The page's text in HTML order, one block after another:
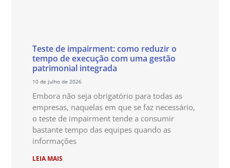
Teste de impairment: como reduzir o
tempo de execução com uma gestão
patrimonial integrada
10 de julho de 2026
Embora não seja obrigatório para todas as
empresas, naquelas em que se faz necessário,
o teste de impairment tende a consumir
bastante tempo das equipes quando as
informações
LEIA MAIS